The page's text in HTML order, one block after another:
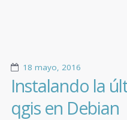
18 mayo, 2016
Instalando la
qgis en Debian